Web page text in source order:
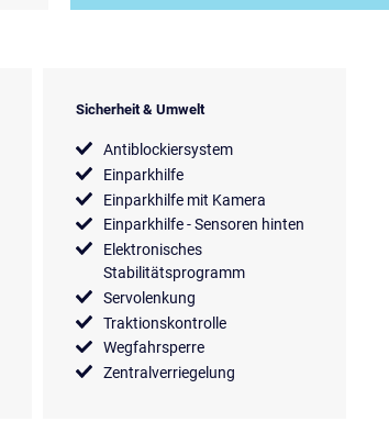
Sicherheit & Umwelt
Antiblockiersystem
Einparkhilfe
Einparkhilfe mit Kamera
Einparkhilfe - Sensoren hinten
Elektronisches
Stabilitätsprogramm
Servolenkung
Traktionskontrolle
Wegfahrsperre
Zentralverriegelung